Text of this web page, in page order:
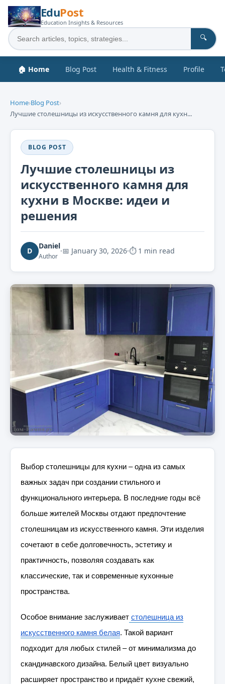
EduPost
Education Insights & Resources
🔍
🏠 Home Blog Post Health & Fitness Profile
Home›Blog Post›
Лучшие столешницы из искусственного камня для кухн...
BLOG POST
Лучшие столешницы из
искусственного камня для
кухни в Москве: идеи и
решения
D
Daniel
Author
·📅 January 30, 2026·⏱ 1 min read
Выбор столешницы для кухни – одна из самых
важных задач при создании стильного и
функционального интерьера. В последние годы всё
больше жителей Москвы отдают предпочтение
столешницам из искусственного камня. Эти изделия
сочетают в себе долговечность, эстетику и
практичность, позволяя создавать как
классические, так и современные кухонные
пространства.
Особое внимание заслуживает столешница из
искусственного камня белая. Такой вариант
подходит для любых стилей – от минимализма до
скандинавского дизайна. Белый цвет визуально
расширяет пространство и придаёт кухне свежий,